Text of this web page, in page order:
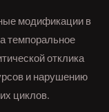
модификации в
темпоральное
отклика
и нарушению
циклов.